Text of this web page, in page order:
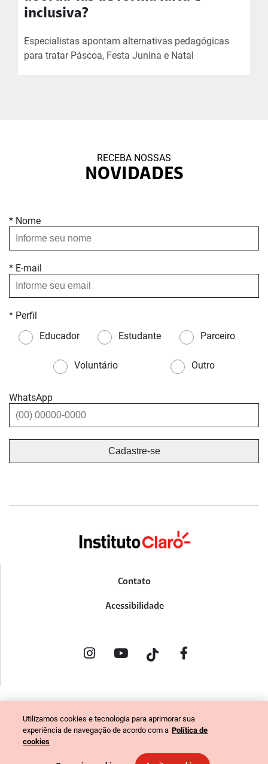
inclusiva?
Especialistas apontam alternativas pedagógicas
para tratar Páscoa, Festa Junina e Natal
RECEBA NOSSAS
NOVIDADES
* Nome
* E-mail
* Perfil
Educador
Estudante Parceiro
Voluntário Outro
WhatsApp
Contato
Acessibilidade
PORTAL DE DENÚNCIAS
CÓDIGO DE ÉTICA (COLABORADORES)
Utilizamos cookies e tecnologia para aprimorar sua
experiência de navegação de acordo com a Política de
cookies